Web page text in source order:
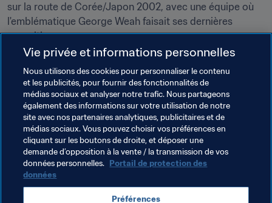
sur la route de Corée/Japon 2002, avec une équipe où
l'emblématique George Weah faisait ses dernières
apparitions.
"George Weah n’a pas fait la fierté seulement du Liberia,
mais de toute l’Afrique. C’est mon Président ! Il nous
pousse à faire encore mieux que ce que nous pouvons",
souligne Ashley Williams avant de conclure : "Il a montré
la voie à suivre et a prouvé que c’était faisable."
Thèmes en lien
Coupe du Monde de la FIFA, Qatar 2022 Liberia
Vie privée et informations personnelles
Nous utilisons des cookies pour personnaliser le contenu
et les publicités, pour fournir des fonctionnalités de
médias sociaux et analyser notre trafic. Nous partageons
également des informations sur votre utilisation de notre
site avec nos partenaires analytiques, publicitaires et de
médias sociaux. Vous pouvez choisir vos préférences en
cliquant sur les boutons de droite, et déposer une
demande d’opposition à la vente / la transmission de vos
données personnelles. Portail de protection des
données
Préférences